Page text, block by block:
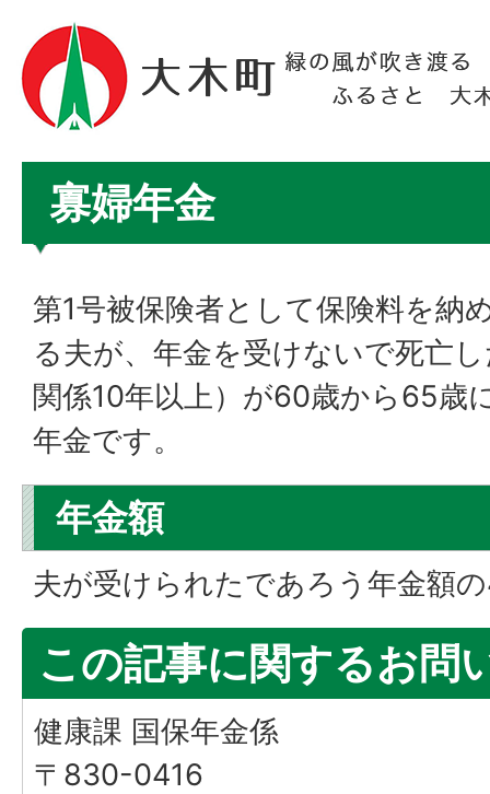
寡婦年金
第1号被保険者として保険料を納
る夫が、年金を受けないで死亡
関係10年以上）が60歳から65歳
年金です。
年金額
夫が受けられたであろう年金額
この記事に関するお問
健康課 国保年金係
〒830-0416